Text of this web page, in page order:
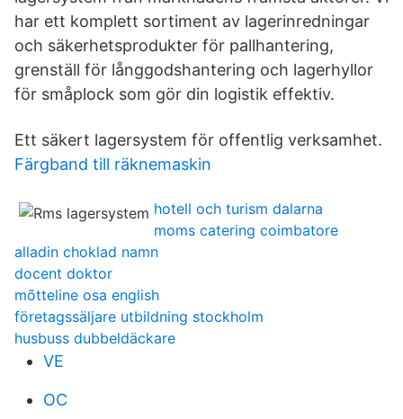
har ett komplett sortiment av lagerinredningar
och säkerhetsprodukter för pallhantering,
grenställ för långgodshantering och lagerhyllor
för småplock som gör din logistik effektiv.
Ett säkert lagersystem för offentlig verksamhet.
Färgband till räknemaskin
hotell och turism dalarna
moms catering coimbatore
alladin choklad namn
docent doktor
mõtteline osa english
företagssäljare utbildning stockholm
husbuss dubbeldäckare
VE
OC